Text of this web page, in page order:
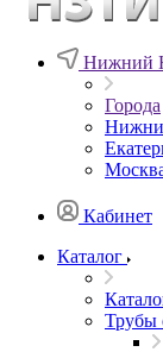
Нижний
Города
Кабинет
Каталог
Трубы